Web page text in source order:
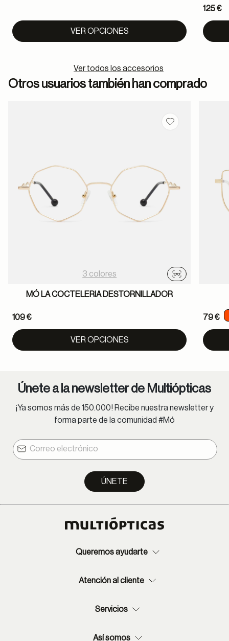
VER OPCIONES
125 €
Ver todos los accesorios
Otros usuarios también han comprado
Guardar en
3 colores
Probador
MÓ LA COCTELERIA DESTORNILLADOR
109 €
VER OPCIONES
79 €
Únete a la newsletter de Multiópticas
¡Ya somos más de 150.000! Recibe nuestra newsletter y
forma parte de la comunidad #Mó
ÚNETE
Queremos ayudarte
Atención al cliente
Servicios
Así somos